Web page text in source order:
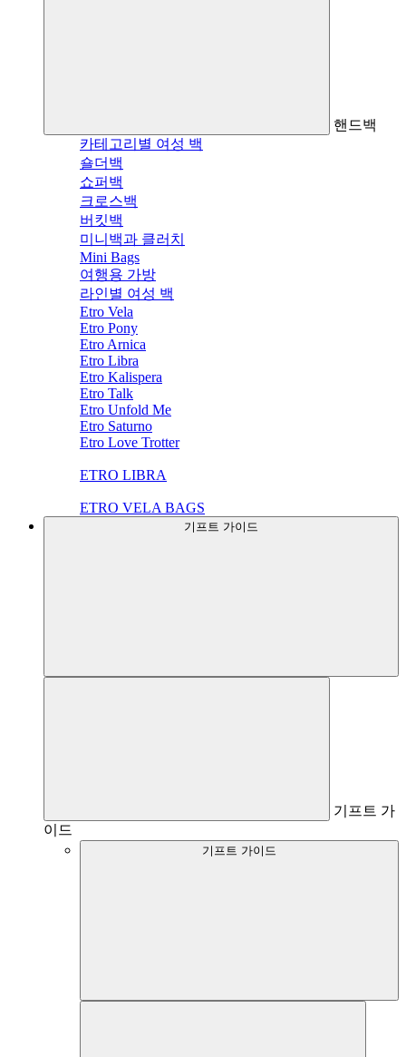
핸드백
카테고리별 여성 백
숄더백
쇼퍼백
크로스백
버킷백
미니백과 클러치
Mini Bags
여행용 가방
라인별 여성 백
Etro Vela
Etro Pony
Etro Arnica
Etro Libra
Etro Kalispera
Etro Talk
Etro Unfold Me
Etro Saturno
Etro Love Trotter
ETRO LIBRA
ETRO VELA BAGS
기프트 가이드
기프트 가
이드
기프트 가이드